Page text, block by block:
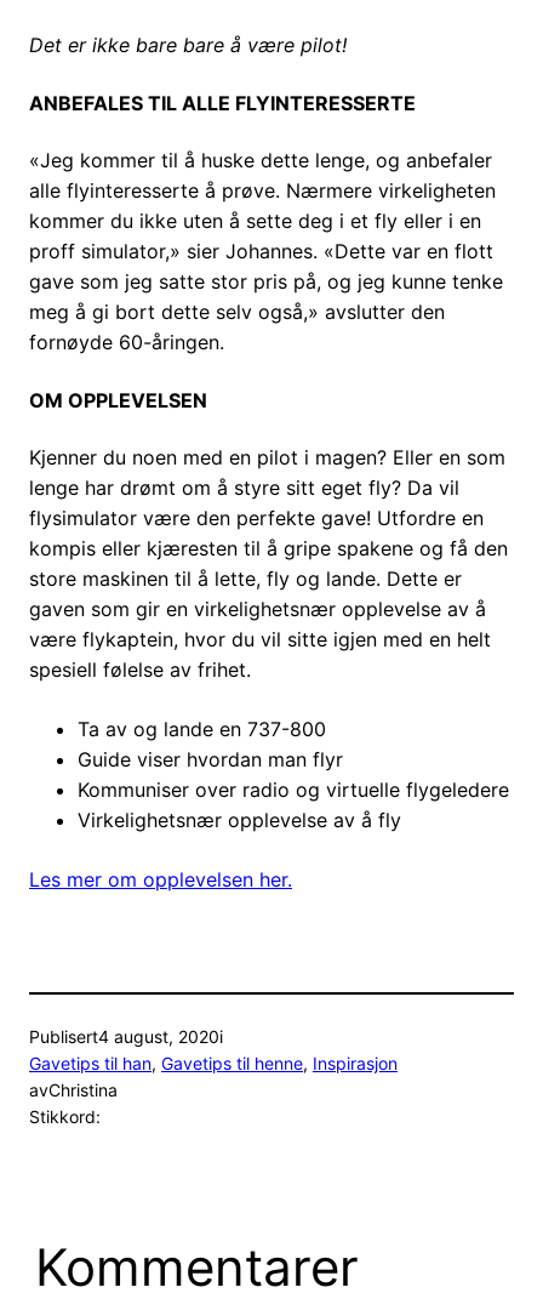
Det er ikke bare bare å være pilot!
ANBEFALES TIL ALLE FLYINTERESSERTE
«Jeg kommer til å huske dette lenge, og anbefaler
alle flyinteresserte å prøve. Nærmere virkeligheten
kommer du ikke uten å sette deg i et fly eller i en
proff simulator,» sier Johannes. «Dette var en flott
gave som jeg satte stor pris på, og jeg kunne tenke
meg å gi bort dette selv også,» avslutter den
fornøyde 60-åringen.
OM OPPLEVELSEN
Kjenner du noen med en pilot i magen? Eller en som
lenge har drømt om å styre sitt eget fly? Da vil
flysimulator være den perfekte gave! Utfordre en
kompis eller kjæresten til å gripe spakene og få den
store maskinen til å lette, fly og lande. Dette er
gaven som gir en virkelighetsnær opplevelse av å
være flykaptein, hvor du vil sitte igjen med en helt
spesiell følelse av frihet.
Ta av og lande en 737-800
Guide viser hvordan man flyr
Kommuniser over radio og virtuelle flygeledere
Virkelighetsnær opplevelse av å fly
Les mer om opplevelsen her.
Publisert4 august, 2020i
Gavetips til han, Gavetips til henne, Inspirasjon
avChristina
Stikkord:
Kommentarer